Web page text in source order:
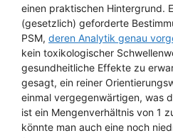
einen praktischen Hintergrund.
(gesetzlich) geforderte
PSM, deren Analytik genau
kein toxikologischer
gesundheitliche Effekte zu
gesagt, ein reiner
einmal vergegenwärtigen, was
ist ein Mengenverhältnis von 1
könnte man auch eine noch